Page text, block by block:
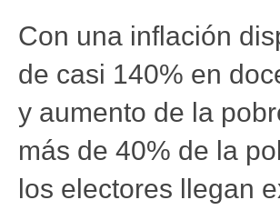
Con una inflación
de casi 140% en
y aumento de la
más de 40% de la
los electores llegan